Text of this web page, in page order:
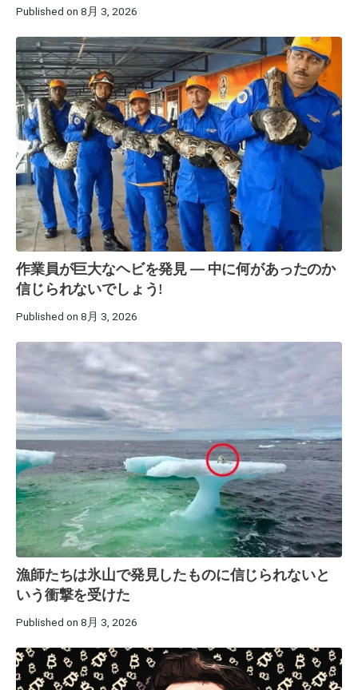
Published on 8月 3, 2026
作業員が巨大なヘビを発見 ― 中に何があったのか
信じられないでしょう!
Published on 8月 3, 2026
漁師たちは氷山で発見したものに信じられないと
いう衝撃を受けた
Published on 8月 3, 2026